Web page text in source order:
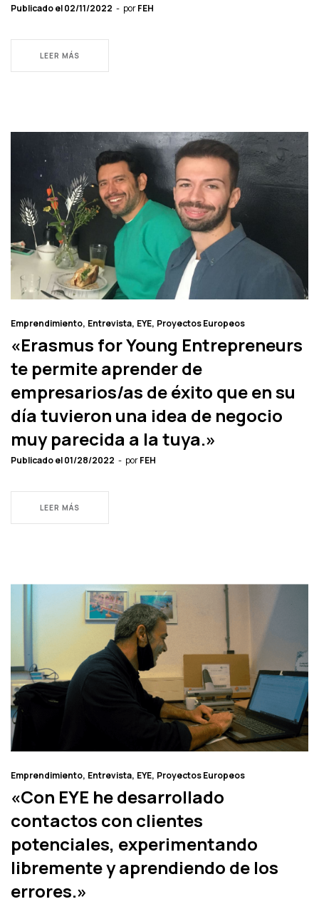
Publicado el02/11/2022 porFEH
LEER MÁS
Emprendimiento Entrevista EYE Proyectos Europeos
«Erasmus for Young Entrepreneurs
te permite aprender de
empresarios/as de éxito que en su
día tuvieron una idea de negocio
muy parecida a la tuya.»
Publicado el01/28/2022 porFEH
LEER MÁS
Emprendimiento Entrevista EYE Proyectos Europeos
«Con EYE he desarrollado
contactos con clientes
potenciales, experimentando
libremente y aprendiendo de los
errores.»